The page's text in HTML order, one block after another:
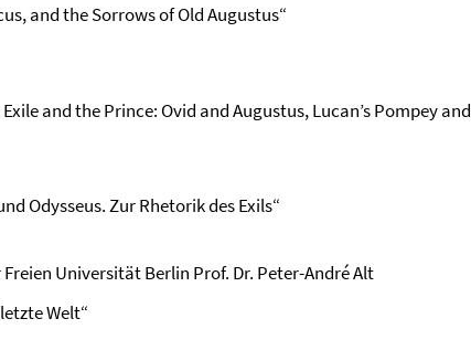
and the Sorrows of Old Augustus“
and the Prince: Ovid and Augustus, Lucan’s Pompey and
Odysseus. Zur Rhetorik des Exils“
Universität Berlin Prof. Dr. Peter-André Alt
Welt“